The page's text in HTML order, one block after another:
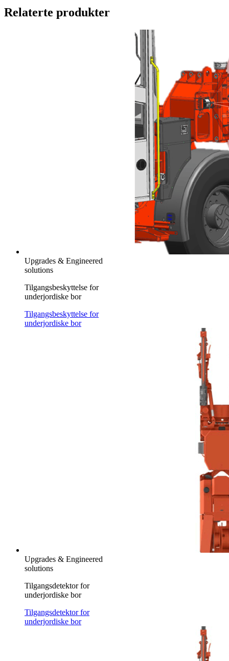
Relaterte produkter
Upgrades & Engineered
solutions
Tilgangsbeskyttelse for
underjordiske bor
Tilgangsbeskyttelse for
underjordiske bor
Upgrades & Engineered
solutions
Tilgangsdetektor for
underjordiske bor
Tilgangsdetektor for
underjordiske bor